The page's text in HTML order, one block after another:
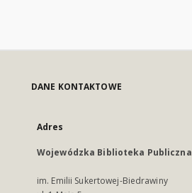
DANE KONTAKTOWE
Adres
Wojewódzka Biblioteka Publiczna
im. Emilii Sukertowej-Biedrawiny